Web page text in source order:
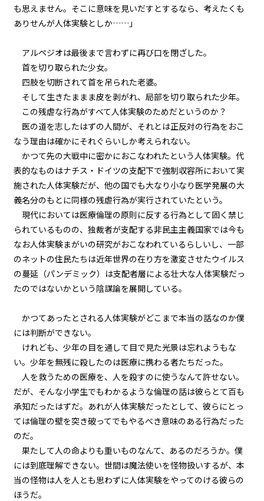
第１話
『Serial killer（連続殺人鬼）』
『Serial killer（連続殺人鬼）』
＜１２＞
第１話
『Serial killer（連続殺人鬼）』
＜１３＞
第１話
『Serial killer（連続殺人鬼）』
＜１４＞
第１話
『Serial killer（連続殺人鬼）』
＜１５＞
第１話
『Serial killer（連続殺人鬼）』
＜１６＞
第１話
＜１７＞
第１話
『Serial killer（連続殺人鬼）』
＜１８＞
第１話
第１話
『Serial killer（連続殺人鬼）』
も思えません。そこに意味を見いだすとするなら、考えたくも
ありせんが人体実験としか……」
アルペジオは最後まで言わずに再び口を閉ざした。
首を切り取られた少女。
四肢を切断されて首を吊られた老婆。
そして生きたままま皮を剥がれ、局部を切り取られた少年。
この残虐な行為がすべて人体実験のためだというのか？
医の道を志したはずの人間が、それとは正反対の行為をおこ
なう理由は確かにそれぐらいしか考えられない。
かつて先の大戦中に密かにおこなわれたという人体実験。代
表的なものはナチス・ドイツの支配下で強制収容所において実
施された人体実験だが、他の国でも大なり小なり医学発展の大
義名分のもとに同様の残虐行為が実行されていたという。
現代においては医療倫理の原則に反する行為として固く禁じ
られているものの、独裁者が支配する非民主主義国家では今も
なお人体実験まがいの研究がおこなわれているらしいし、一部
のネットの住民たちは近年世界の在り方を激変させたウイルス
の蔓延（パンデミック）は支配者層による壮大な人体実験だっ
たのではないかという陰謀論を展開している。
かつてあったとされる人体実験がどこまで本当の話なのか僕
には判断ができない。
けれども、少年の目を通して目で見た光景は忘れようもな
い。少年を無残に殺したのは医療に携わる者たちだった。
人を救うための医療を、人を殺すのに使うなんて許せない。
だが、そんな小学生でもわかるような倫理の話は彼らとて百も
承知だったはずだ。あれが人体実験だったとして、彼らにとっ
ては倫理の壁を突き破ってでもやるべき意味のある行為だった
のだ。
果たして人の命よりも重いものなんて、あるのだろうか。僕
には到底理解できない。世間は魔法使いを怪物扱いするが、本
当の怪物は人を人とも思わずに人体実験をやってのける彼らの
ほうだ。